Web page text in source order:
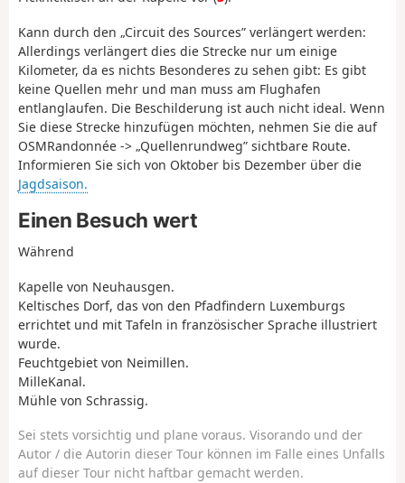
Kann durch den „Circuit des Sources” verlängert werden:
Allerdings verlängert dies die Strecke nur um einige
Kilometer, da es nichts Besonderes zu sehen gibt: Es gibt
keine Quellen mehr und man muss am Flughafen
entlanglaufen. Die Beschilderung ist auch nicht ideal. Wenn
Sie diese Strecke hinzufügen möchten, nehmen Sie die auf
OSMRandonnée -> „Quellenrundweg” sichtbare Route.
Informieren Sie sich von Oktober bis Dezember über die
Jagdsaison.
Einen Besuch wert
Während
Kapelle von Neuhausgen.
Keltisches Dorf, das von den Pfadfindern Luxemburgs
errichtet und mit Tafeln in französischer Sprache illustriert
wurde.
Feuchtgebiet von Neimillen.
MilleKanal.
Mühle von Schrassig.
Sei stets vorsichtig und plane voraus. Visorando und der
Autor / die Autorin dieser Tour können im Falle eines Unfalls
auf dieser Tour nicht haftbar gemacht werden.